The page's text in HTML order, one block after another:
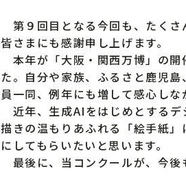
第９回目となる今回も、たくさ
皆さまにも感謝申し上げます。
本年が「大阪・関西万博」の開
た。自分や家族、ふるさと鹿児
員一同、例年にも増して感心しな
近年、生成AIをはじめとするデ
描きの温もりあふれる「絵手紙
にしてもらいたいと思います。
最後に、当コンクールが、今後